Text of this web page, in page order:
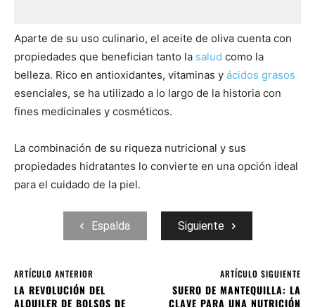
Aparte de su uso culinario, el aceite de oliva cuenta con
propiedades que benefician tanto la salud como la
belleza. Rico en antioxidantes, vitaminas y ácidos grasos
esenciales, se ha utilizado a lo largo de la historia con
fines medicinales y cosméticos.
La combinación de su riqueza nutricional y sus
propiedades hidratantes lo convierte en una opción ideal
para el cuidado de la piel.
Espalda Siguiente
ARTÍCULO ANTERIOR
LA REVOLUCIÓN DEL
ALQUILER DE BOLSOS DE
ARTÍCULO SIGUIENTE
SUERO DE MANTEQUILLA: LA
CLAVE PARA UNA NUTRICIÓN